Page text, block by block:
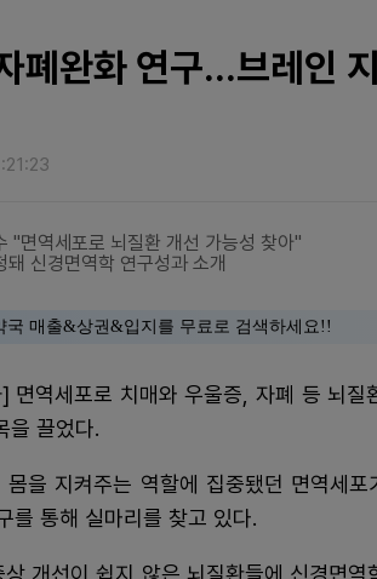
폐완화 연구...브레인
"면역세포로 뇌질환 개선 가능성 찾아"
신경면역학 연구성과 소개
국 매출&상권&입지를 무료로 검색하세요!!
면역세포로 치매와 우울증, 자폐 등 뇌질
을 끌었다.
을 지켜주는 역할에 집중됐던 면역세
를 통해 실마리를 찾고 있다.
개선이 쉽지 않은 뇌질환들에 신경면